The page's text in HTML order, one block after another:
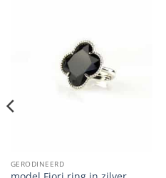
GERODINEERD